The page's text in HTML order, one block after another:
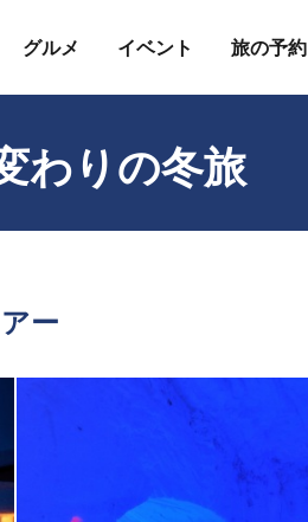
グルメ イベント 旅の予約
わりの冬旅
ー